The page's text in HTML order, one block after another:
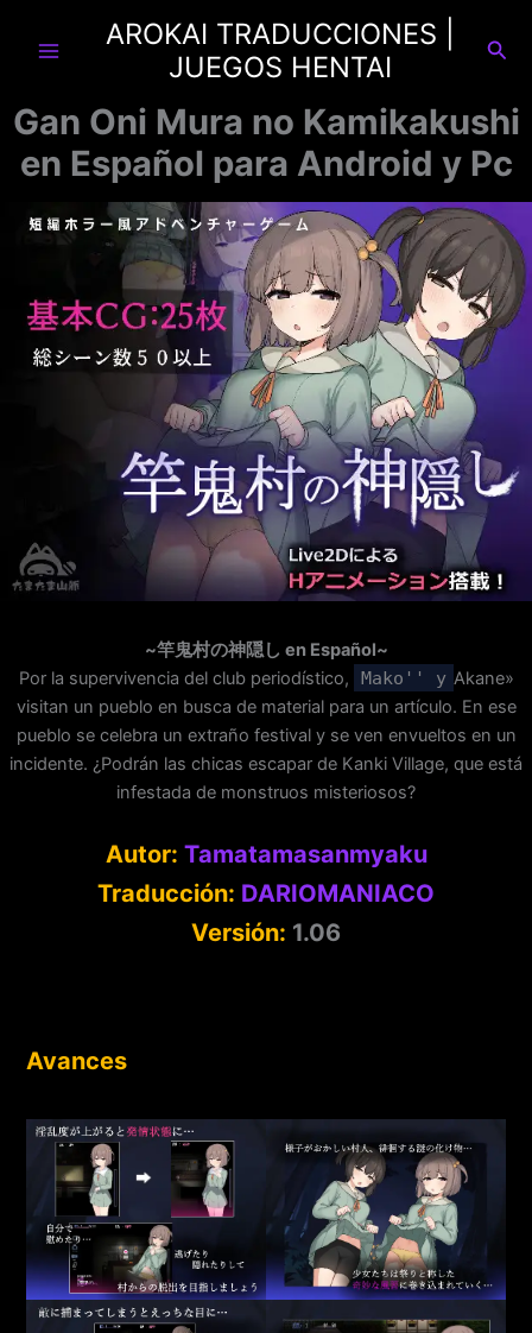
AROKAI TRADUCCIONES |
JUEGOS HENTAI
Gan Oni Mura no Kamikakushi
en Español para Android y Pc
~竿鬼村の神隠し en Español~
Por la supervivencia del club periodístico,
Mako'' y Akane»
visitan un pueblo en busca de material para un artículo. En ese
pueblo se celebra un extraño festival y se ven envueltos en un
incidente. ¿Podrán las chicas escapar de Kanki Village, que está
infestada de monstruos misteriosos?
Autor: Tamatamasanmyaku
Traducción: DARIOMANIACO
Versión: 1.06
Avances